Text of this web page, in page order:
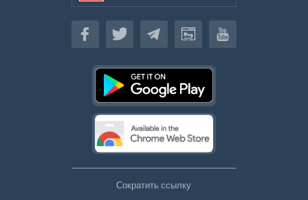
Русский
Сократить ссылку